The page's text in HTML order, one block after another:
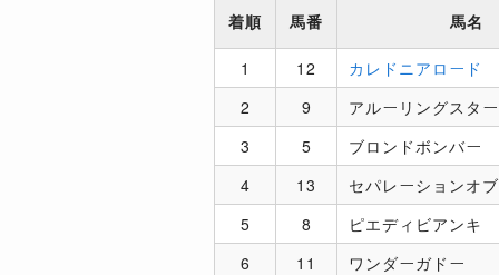
着順 馬番 馬名
1 12
カレドニアロード
2
9
アルーリングスター
3
5
ブロンドボンバー
4
13
セパレーションオ
5
8
ピエディビアンキ
6
11
ワンダーガドー